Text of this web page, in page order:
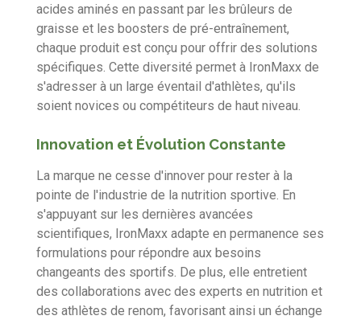
acides aminés en passant par les brûleurs de
graisse et les boosters de pré-entraînement,
chaque produit est conçu pour offrir des solutions
spécifiques. Cette diversité permet à IronMaxx de
s'adresser à un large éventail d'athlètes, qu'ils
soient novices ou compétiteurs de haut niveau.
Innovation et Évolution Constante
La marque ne cesse d'innover pour rester à la
pointe de l'industrie de la nutrition sportive. En
s'appuyant sur les dernières avancées
scientifiques, IronMaxx adapte en permanence ses
formulations pour répondre aux besoins
changeants des sportifs. De plus, elle entretient
des collaborations avec des experts en nutrition et
des athlètes de renom, favorisant ainsi un échange